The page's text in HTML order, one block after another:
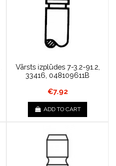
Vārsts izplūdes 7-3.2-91.2,
33416, 048109611B
€7.92
ADD TO CART